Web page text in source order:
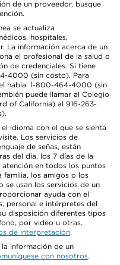
de un proveedor, busque
se actualiza
hospitales,
La información acerca de un
el profesional de la salud o
de credenciales. Si tiene
4000 (sin costo). Para
habla: 1-800-464-4000 (sin
puede llamar al Colegio
of California) al 916-263-
idioma con el que se sienta
Los servicios de
de señas, están
del día, los 7 días de la
en todos los puntos
familia, los amigos o los
se usan los servicios de un
ayuda con el
personal e intérpretes del
disposición diferentes tipos
por video u otras.
de interpretación.
información de un
con nosotros.